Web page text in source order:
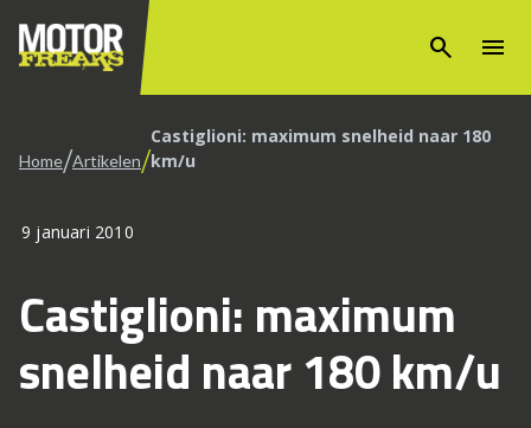
search menu
Home/Artikelen/Castiglioni: maximum snelheid naar 180
km/u
9 januari 2010
Castiglioni: maximum
snelheid naar 180 km/u